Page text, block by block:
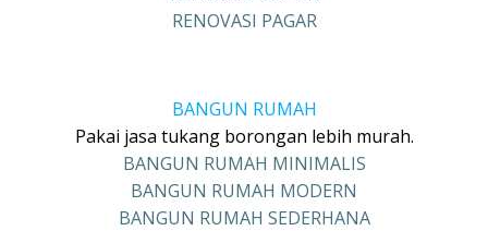
RENOVASI PAGAR
BANGUN RUMAH
Pakai jasa tukang borongan lebih murah.
BANGUN RUMAH MINIMALIS
BANGUN RUMAH MODERN
BANGUN RUMAH SEDERHANA